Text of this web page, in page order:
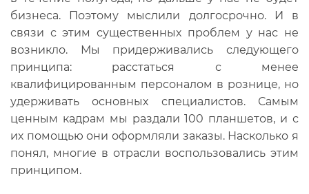
бизнеса. Поэтому мыслили долгосрочно. И в
связи с этим существенных проблем у нас не
возникло. Мы придерживались следующего
принципа: расстаться с менее
квалифицированным персоналом в рознице, но
удерживать основных специалистов. Самым
ценным кадрам мы раздали 100 планшетов, и с
их помощью они оформляли заказы. Насколько я
понял, многие в отрасли воспользовались этим
принципом.